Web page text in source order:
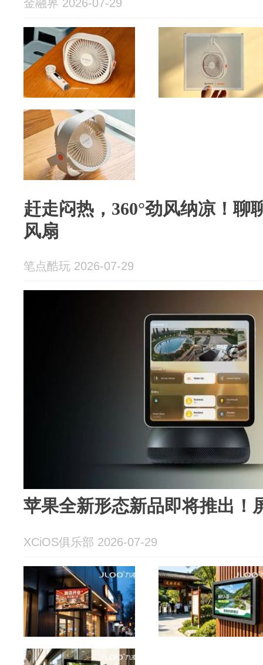
金融界 2026-07-29
赶走闷热，360°劲风纳凉！聊
风扇
笔点酷玩 2026-07-29
苹果全新形态新品即将推出！
XCiOS俱乐部 2026-07-29